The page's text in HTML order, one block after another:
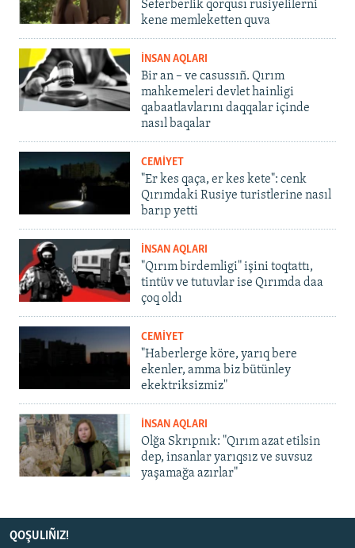
Seferberlik qorqusı rusiyelilerni
kene memleketten quva
İNSAN AQLARI
Bir an – ve casussıñ. Qırım
mahkemeleri devlet hainligi
qabaatlavlarını daqqalar içinde
nasıl baqalar
CEMİYET
"Er kes qaça, er kes kete": cenk
Qırımdaki Rusiye turistlerine nasıl
barıp yetti
İNSAN AQLARI
"Qırım birdemligi" işini toqtattı,
tintüv ve tutuvlar ise Qırımda daa
çoq oldı
CEMİYET
"Haberlerge köre, yarıq bere
ekenler, amma biz bütünley
ekektriksizmiz"
İNSAN AQLARI
Olğa Skrıpnık: "Qırım azat etilsin
dep, insanlar yarıqsız ve suvsuz
yaşamağa azırlar"
QOŞULIÑIZ!